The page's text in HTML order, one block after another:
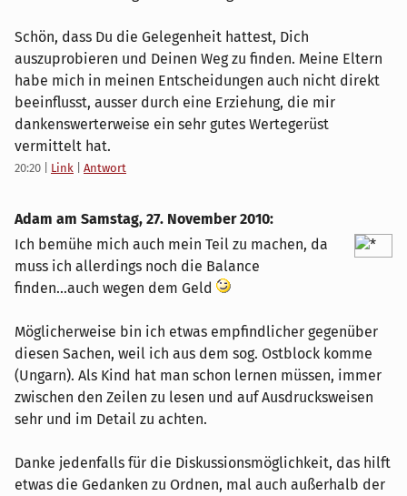
Schön, dass Du die Gelegenheit hattest, Dich
auszuprobieren und Deinen Weg zu finden. Meine Eltern
habe mich in meinen Entscheidungen auch nicht direkt
beeinflusst, ausser durch eine Erziehung, die mir
dankenswerterweise ein sehr gutes Wertegerüst
vermittelt hat.
20:20 Link Antwort
Adam am Samstag, 27. November 2010:
Ich bemühe mich auch mein Teil zu machen, da
muss ich allerdings noch die Balance
finden...auch wegen dem Geld
Möglicherweise bin ich etwas empfindlicher gegenüber
diesen Sachen, weil ich aus dem sog. Ostblock komme
(Ungarn). Als Kind hat man schon lernen müssen, immer
zwischen den Zeilen zu lesen und auf Ausdrucksweisen
sehr und im Detail zu achten.
Danke jedenfalls für die Diskussionsmöglichkeit, das hilft
etwas die Gedanken zu Ordnen, mal auch außerhalb der